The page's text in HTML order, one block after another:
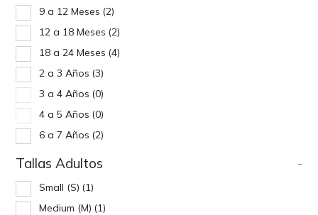
9 a 12 Meses (2)
12 a 18 Meses (2)
18 a 24 Meses (4)
2 a 3 Años (3)
3 a 4 Años (0)
4 a 5 Años (0)
6 a 7 Años (2)
Tallas Adultos -
Small (S) (1)
Medium (M) (1)